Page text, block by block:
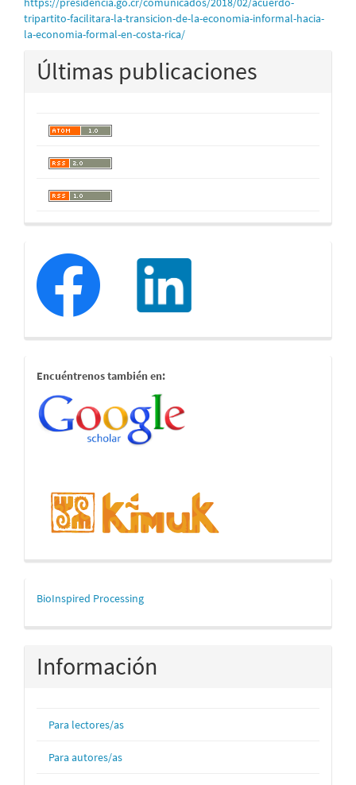
tripartito-facilitara-la-transicion-de-la-economia-informal-hacia-
la-economia-formal-en-costa-rica/
Últimas publicaciones
redessociales
estamostambien
Encuéntrenos también en:
mascerca
BioInspired Processing
Información
Para lectores/as
Para autores/as